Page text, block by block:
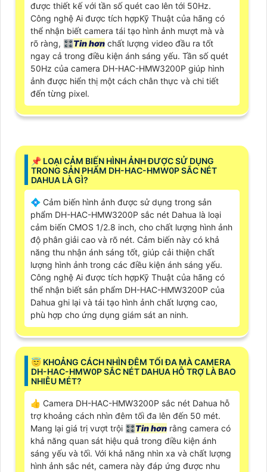
được thiết kế với tần số quét cao lên tới 50Hz.
Công nghệ Ai được tích hợpKỹ Thuật của hãng có
thể nhận biết camera tái tạo hình ảnh mượt mà và
rõ ràng, 🎛Tin hơn chất lượng video đầu ra tốt
ngay cả trong điều kiện ánh sáng yếu. Tần số quét
50Hz của camera DH-HAC-HMW3200P giúp hình
ảnh được hiển thị một cách chân thực và chi tiết
đến từng pixel.
📌 LOẠI CẢM BIẾN HÌNH ẢNH ĐƯỢC SỬ DỤNG
TRONG SẢN PHẨM DH-HAC-HMW0P SẮC NÉT
DAHUA LÀ GÌ?
💠 Cảm biến hình ảnh được sử dụng trong sản
phẩm DH-HAC-HMW3200P sắc nét Dahua là loại
cảm biến CMOS 1/2.8 inch, cho chất lượng hình ảnh
độ phân giải cao và rõ nét. Cảm biến này có khả
năng thu nhận ánh sáng tốt, giúp cải thiện chất
lượng hình ảnh trong các điều kiện ánh sáng yếu.
Công nghệ Ai được tích hợpKỹ Thuật của hãng có
thể nhận biết sản phẩm DH-HAC-HMW3200P của
Dahua ghi lại và tái tạo hình ảnh chất lượng cao,
phù hợp cho ứng dụng giám sát an ninh.
😇 KHOẢNG CÁCH NHÌN ĐÊM TỐI ĐA MÀ CAMERA
DH-HAC-HMW0P SẮC NÉT DAHUA HỖ TRỢ LÀ BAO
NHIÊU MÉT?
👍 Camera DH-HAC-HMW3200P sắc nét Dahua hỗ
trợ khoảng cách nhìn đêm tối đa lên đến 50 mét.
Mang lại giá trị vượt trội 🎛Tin hơn rằng camera có
khả năng quan sát hiệu quả trong điều kiện ánh
sáng yếu và tối. Với khả năng nhìn xa và chất lượng
hình ảnh sắc nét, camera này đáp ứng được nhu